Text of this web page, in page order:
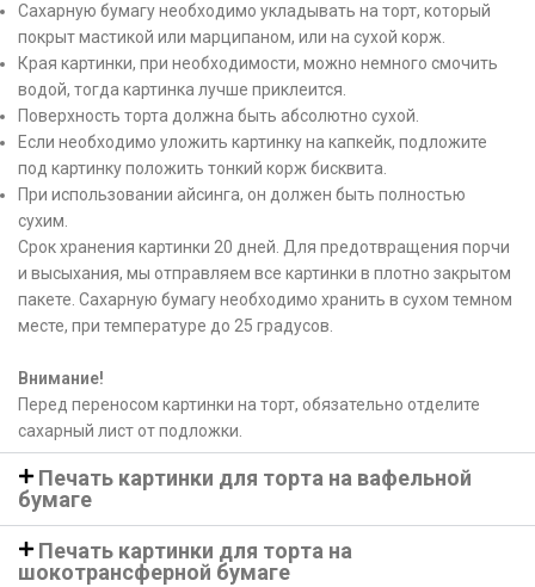
Сахарную бумагу необходимо укладывать на торт, который
покрыт мастикой или марципаном, или на сухой корж.
Края картинки, при необходимости, можно немного смочить
водой, тогда картинка лучше приклеится.
Поверхность торта должна быть абсолютно сухой.
Если необходимо уложить картинку на капкейк, подложите
под картинку положить тонкий корж бисквита.
При использовании айсинга, он должен быть полностью
сухим.
Срок хранения картинки 20 дней. Для предотвращения порчи
и высыхания, мы отправляем все картинки в плотно закрытом
пакете. Сахарную бумагу необходимо хранить в сухом темном
месте, при температуре до 25 градусов.
Внимание!
Перед переносом картинки на торт, обязательно отделите
сахарный лист от подложки.
Печать картинки для торта на вафельной
бумаге
Печать картинки для торта на
шокотрансферной бумаге